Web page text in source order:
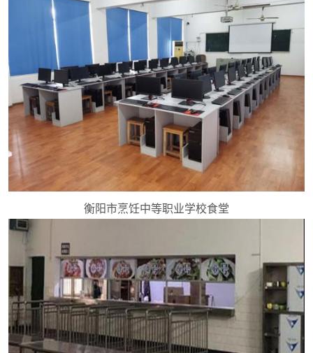
衡阳市烹饪中等职业学校食堂